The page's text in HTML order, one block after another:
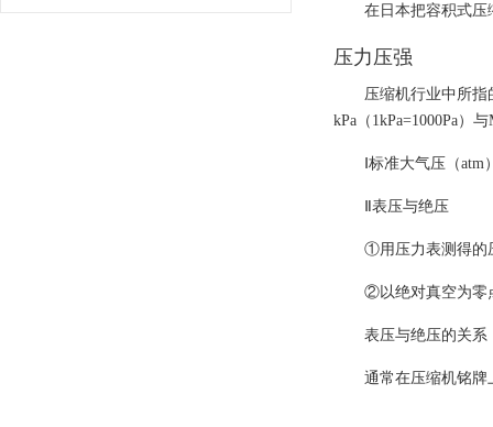
在日本把容积式压
压力压强
压缩机行业中所指
kPa（1kPa=1000Pa）
Ⅰ标准大气压 （atm
表压与绝压
①用压力表测得的
②以绝对真空为零
表压与绝压的关系
通常在压缩机铭牌